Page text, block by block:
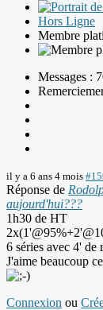
Hors Ligne
Membre
Messages :
il y a 6 ans 4 mois
Réponse de
aujourd'hui???
1h30 de HT
6 séries avec 4' de
J'aime beaucoup
Connexion ou